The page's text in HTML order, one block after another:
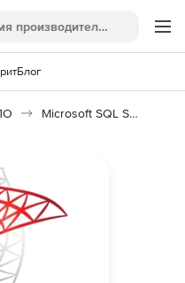
Блог
Microsoft SQL Server Standard Edition